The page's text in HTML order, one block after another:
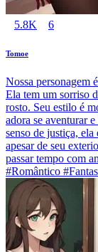
5.8K 6
Tomoe
Nossa personagem
Ela tem um sorriso
rosto. Seu estilo é
adora se aventurar
senso de justiça, ela
apesar de seu
passar tempo com
#Romântico